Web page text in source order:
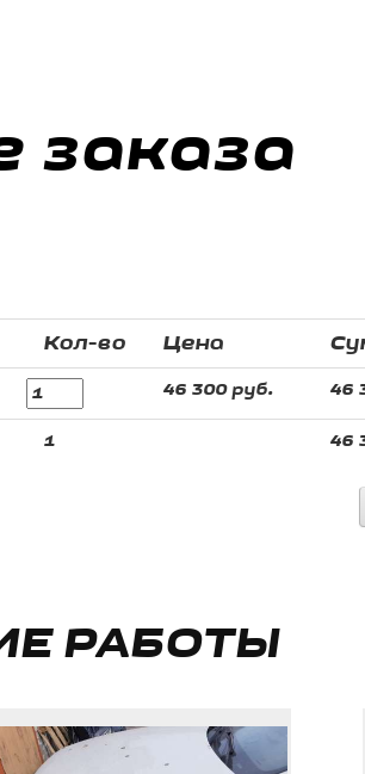
заказа
Кол-во Цена
46 300 руб. 46
1 46
РАБОТЫ